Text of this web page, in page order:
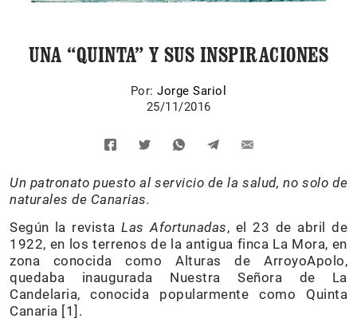
UNA “QUINTA” Y SUS INSPIRACIONES
Por:Jorge Sariol
25/11/2016
Un patronato puesto al servicio de la salud, no solo de
naturales de Canarias.
Según la revistaLas Afortunadas, el 23 de abril de
1922, en los terrenos de la antigua finca La Mora, en
zona conocida como Alturas de ArroyoApolo,
quedaba inaugurada Nuestra Señora de La
Candelaria, conocida popularmente como Quinta
Canaria [1].